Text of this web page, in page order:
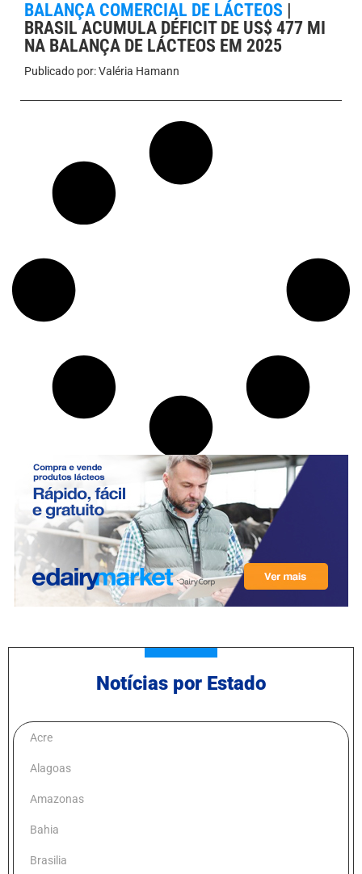
BALANÇA COMERCIAL DE LÁCTEOS |
BRASIL ACUMULA DÉFICIT DE US$ 477 MI
NA BALANÇA DE LÁCTEOS EM 2025
Publicado por:Valéria Hamann
Notícias por Estado
Acre
Alagoas
Amazonas
Bahia
Brasilia